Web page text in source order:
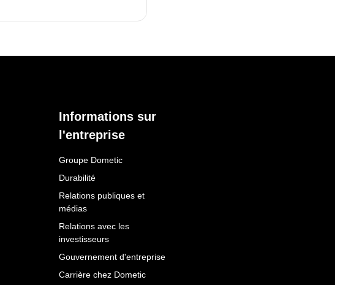
Informations sur
l'entreprise
Groupe Dometic
Durabilité
Relations publiques et
médias
Relations avec les
investisseurs
Gouvernement d'entreprise
Carrière chez Dometic